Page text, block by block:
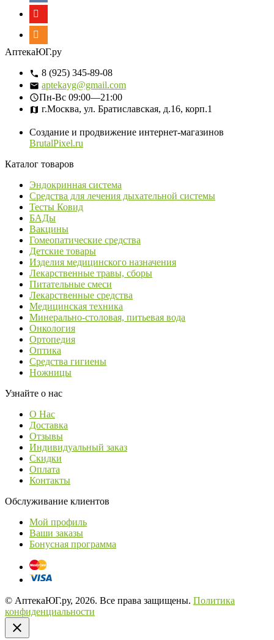
АптекаЮГ.ру
8 (925) 345-89-08
aptekayg@gmail.com
Пн-Вс 09:00—21:00
г.Москва, ул. Братиславская, д.16, корп.1
Создание и продвижение интернет-магазинов
BrutalPixel.ru
Каталог товаров
Эндокринная система
Средства для лечения дыхательной системы
Тесты Ковид
БАДы
Вакцины
Гомеопатические средства
Детские товары
Изделия медицинского назначения
Лекарственные травы, сборы
Питательные смеси
Лекарственные средства
Медицинская техника
Минерально-столовая, питьевая вода
Онкология
Ортопедия
Оптика
Средства гигиены
Ножницы
Узнайте о нас
О Нас
Доставка
Отзывы
Индивидуальный заказ
Скидки
Оплата
Контакты
Обслуживание клиентов
Мой профиль
Ваши заказы
Бонусная программа
© АптекаЮГ.ру, 2026. Все права защищены. Политика
конфиденциальности